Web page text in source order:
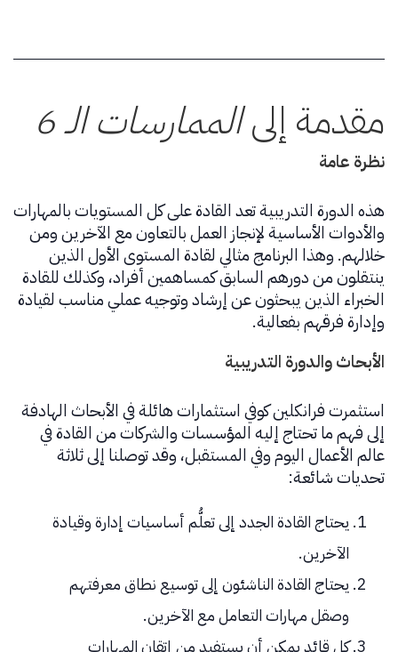
مقدمة إلىالممارسات الـ 6
نظرة عامة
هذه الدورة التدريبية تعد القادة على كل المستويات بالمهارات
والأدوات الأساسية لإنجاز العمل بالتعاون مع الآخرين ومن
خلالهم. وهذا البرنامج مثالي لقادة المستوى الأول الذين
ينتقلون من دورهم السابق كمساهمين أفراد، وكذلك للقادة
الخبراء الذين يبحثون عن إرشاد وتوجيه عملي مناسب لقيادة
وإدارة فرقهم بفعالية.
الأبحاث والدورة التدريبية
استثمرت فرانكلين كوفي استثمارات هائلة في الأبحاث الهادفة
إلى فهم ما تحتاج إليه المؤسسات والشركات من القادة في
عالم الأعمال اليوم وفي المستقبل، وقد توصلنا إلى ثلاثة
تحديات شائعة:
يحتاج القادة الجدد إلى تعلُّم أساسيات إدارة وقيادة
الآخرين.
يحتاج القادة الناشئون إلى توسيع نطاق معرفتهم
وصقل مهارات التعامل مع الآخرين.
كل قائد يمكن أن يستفيد من إتقان المهارات